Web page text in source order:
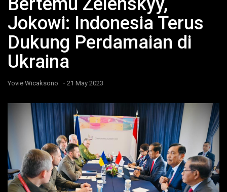
Jokowi: Indonesia Terus
Dukung Perdamaian di
Ukraina
Yovie Wicaksono - 21 May 2023